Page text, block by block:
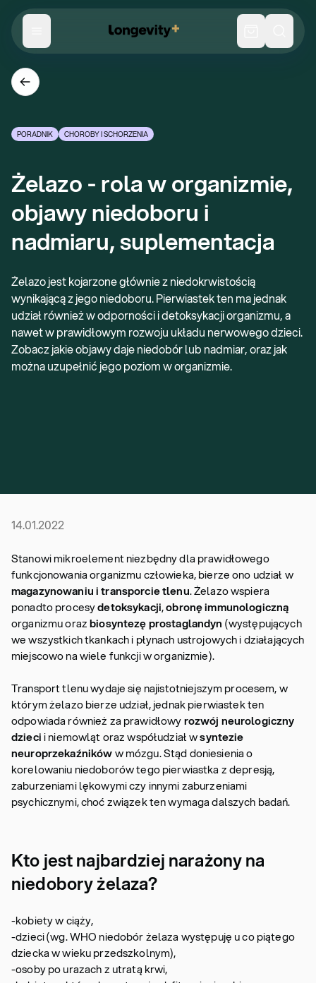
PORADNIK CHOROBY I SCHORZENIA
Żelazo - rola w organizmie,
objawy niedoboru i
nadmiaru, suplementacja
Żelazo jest kojarzone głównie z niedokrwistością
wynikającą z jego niedoboru. Pierwiastek ten ma jednak
udział również w odporności i detoksykacji organizmu, a
nawet w prawidłowym rozwoju układu nerwowego dzieci.
Zobacz jakie objawy daje niedobór lub nadmiar, oraz jak
można uzupełnić jego poziom w organizmie.
14.01.2022
Stanowi mikroelement niezbędny dla prawidłowego
funkcjonowania organizmu człowieka, bierze ono udział w
magazynowaniu i transporcie tlenu. Żelazo wspiera
ponadto procesydetoksykacji,obronę immunologiczną
organizmu orazbiosyntezę prostaglandyn (występujących
we wszystkich tkankach i płynach ustrojowych i działających
miejscowo na wiele funkcji w organizmie).
Transport tlenu wydaje się najistotniejszym procesem, w
którym żelazo bierze udział, jednak pierwiastek ten
odpowiada również za prawidłowyrozwój neurologiczny
dziecii niemowląt oraz współudział wsyntezie
neuroprzekaźnikóww mózgu. Stąd doniesienia o
korelowaniu niedoborów tego pierwiastka z depresją,
zaburzeniami lękowymi czy innymi zaburzeniami
psychicznymi, choć związek ten wymaga dalszych badań.
Kto jest najbardziej narażony na
niedobory żelaza?
-kobiety w ciąży,
-dzieci (wg. WHO niedobór żelaza występuję u co piątego
dziecka w wieku przedszkolnym),
-osoby po urazach z utratą krwi,